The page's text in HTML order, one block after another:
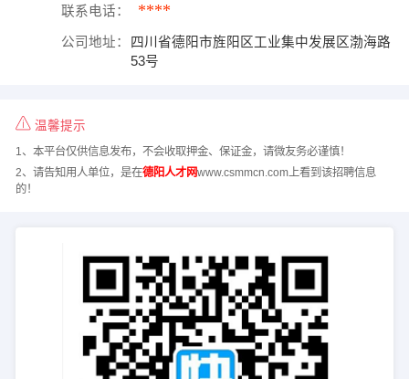
联系电话： ****
公司地址：
四川省德阳市旌阳区工业集中发展区渤海路
53号
温馨提示
1、本平台仅供信息发布，不会收取押金、保证金，请微友务必谨慎！
2、请告知用人单位，是在德阳人才网www.csmmcn.com上看到该招聘信息
的！